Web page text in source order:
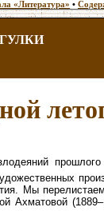
«Литература» •
Мы
Ахматовой